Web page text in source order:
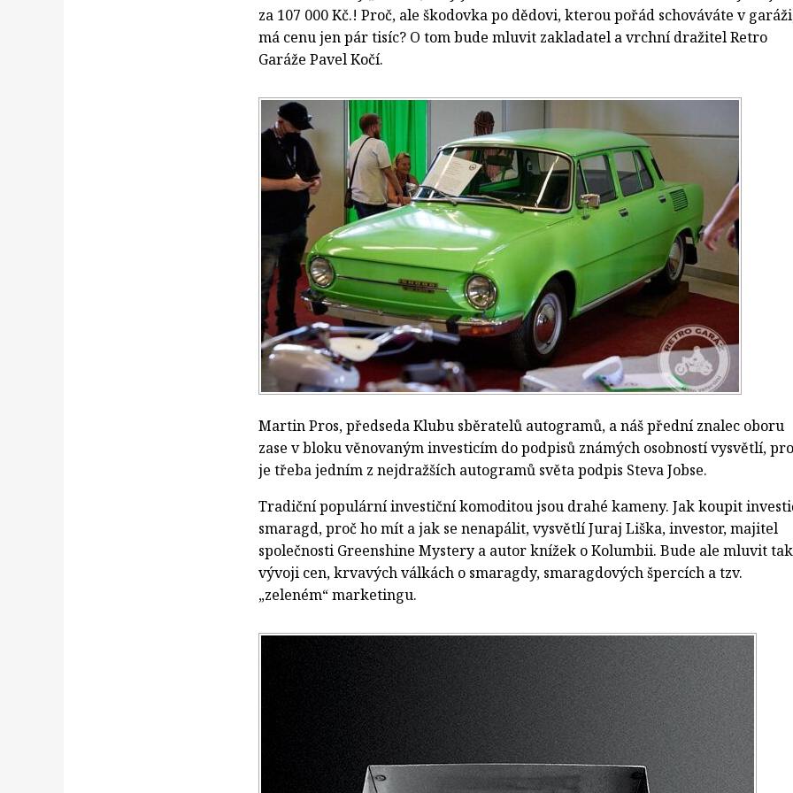
za 107 000 Kč.! Proč, ale škodovka po dědovi, kterou pořád schováváte v
má cenu jen pár tisíc? O tom bude mluvit zakladatel a vrchní dražitel Retro
Garáže Pavel Kočí.
Martin Pros, předseda Klubu sběratelů autogramů, a náš přední znalec oboru
zase v bloku věnovaným investicím do podpisů známých osobností vysvětlí,
je třeba jedním z nejdražších autogramů světa podpis Steva Jobse.
Tradiční populární investiční komoditou jsou drahé kameny. Jak koupit
smaragd, proč ho mít a jak se nenapálit, vysvětlí Juraj Liška, investor, majitel
společnosti Greenshine Mystery a autor knížek o Kolumbii. Bude ale mluvit
vývoji cen, krvavých válkách o smaragdy, smaragdových špercích a tzv.
„zeleném“ marketingu.